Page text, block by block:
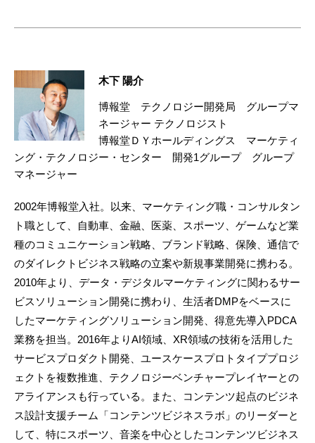
木下 陽介
博報堂 テクノロジー開発局 グループマ
ネージャー テクノロジスト
博報堂ＤＹホールディングス マーケティ
ング・テクノロジー・センター 開発1グループ グループ
マネージャー
2002年博報堂入社。以来、マーケティング職・コンサルタン
ト職として、自動車、金融、医薬、スポーツ、ゲームなど業
種のコミュニケーション戦略、ブランド戦略、保険、通信で
のダイレクトビジネス戦略の立案や新規事業開発に携わる。
2010年より、データ・デジタルマーケティングに関わるサー
ビスソリューション開発に携わり、生活者DMPをベースに
したマーケティングソリューション開発、得意先導入PDCA
業務を担当。2016年よりAI領域、XR領域の技術を活用した
サービスプロダクト開発、ユースケースプロトタイププロジ
ェクトを複数推進、テクノロジーベンチャープレイヤーとの
アライアンスも行っている。また、コンテンツ起点のビジネ
ス設計支援チーム「コンテンツビジネスラボ」のリーダーと
して、特にスポーツ、音楽を中心としたコンテンツビジネス